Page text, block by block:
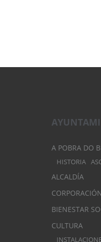
A POBRA DO
HISTORIA
ALCALDÍA
CORPORACIÓN
BIENESTAR
CULTURA